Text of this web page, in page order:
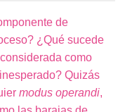
de
¿Qué sucede
como
Quizás
modus operandi,